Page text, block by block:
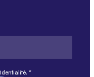
*